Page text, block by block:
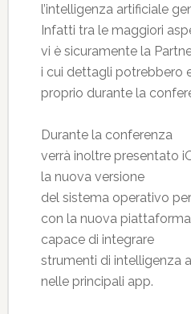
l’intelligenza artificiale
Infatti tra le maggiori
vi è sicuramente la
i cui dettagli potrebbero
proprio durante la
Durante la conferenza
verrà inoltre presentato
la nuova versione
del sistema operativo
con la nuova
capace di integrare
strumenti di intelligenza
nelle principali app.